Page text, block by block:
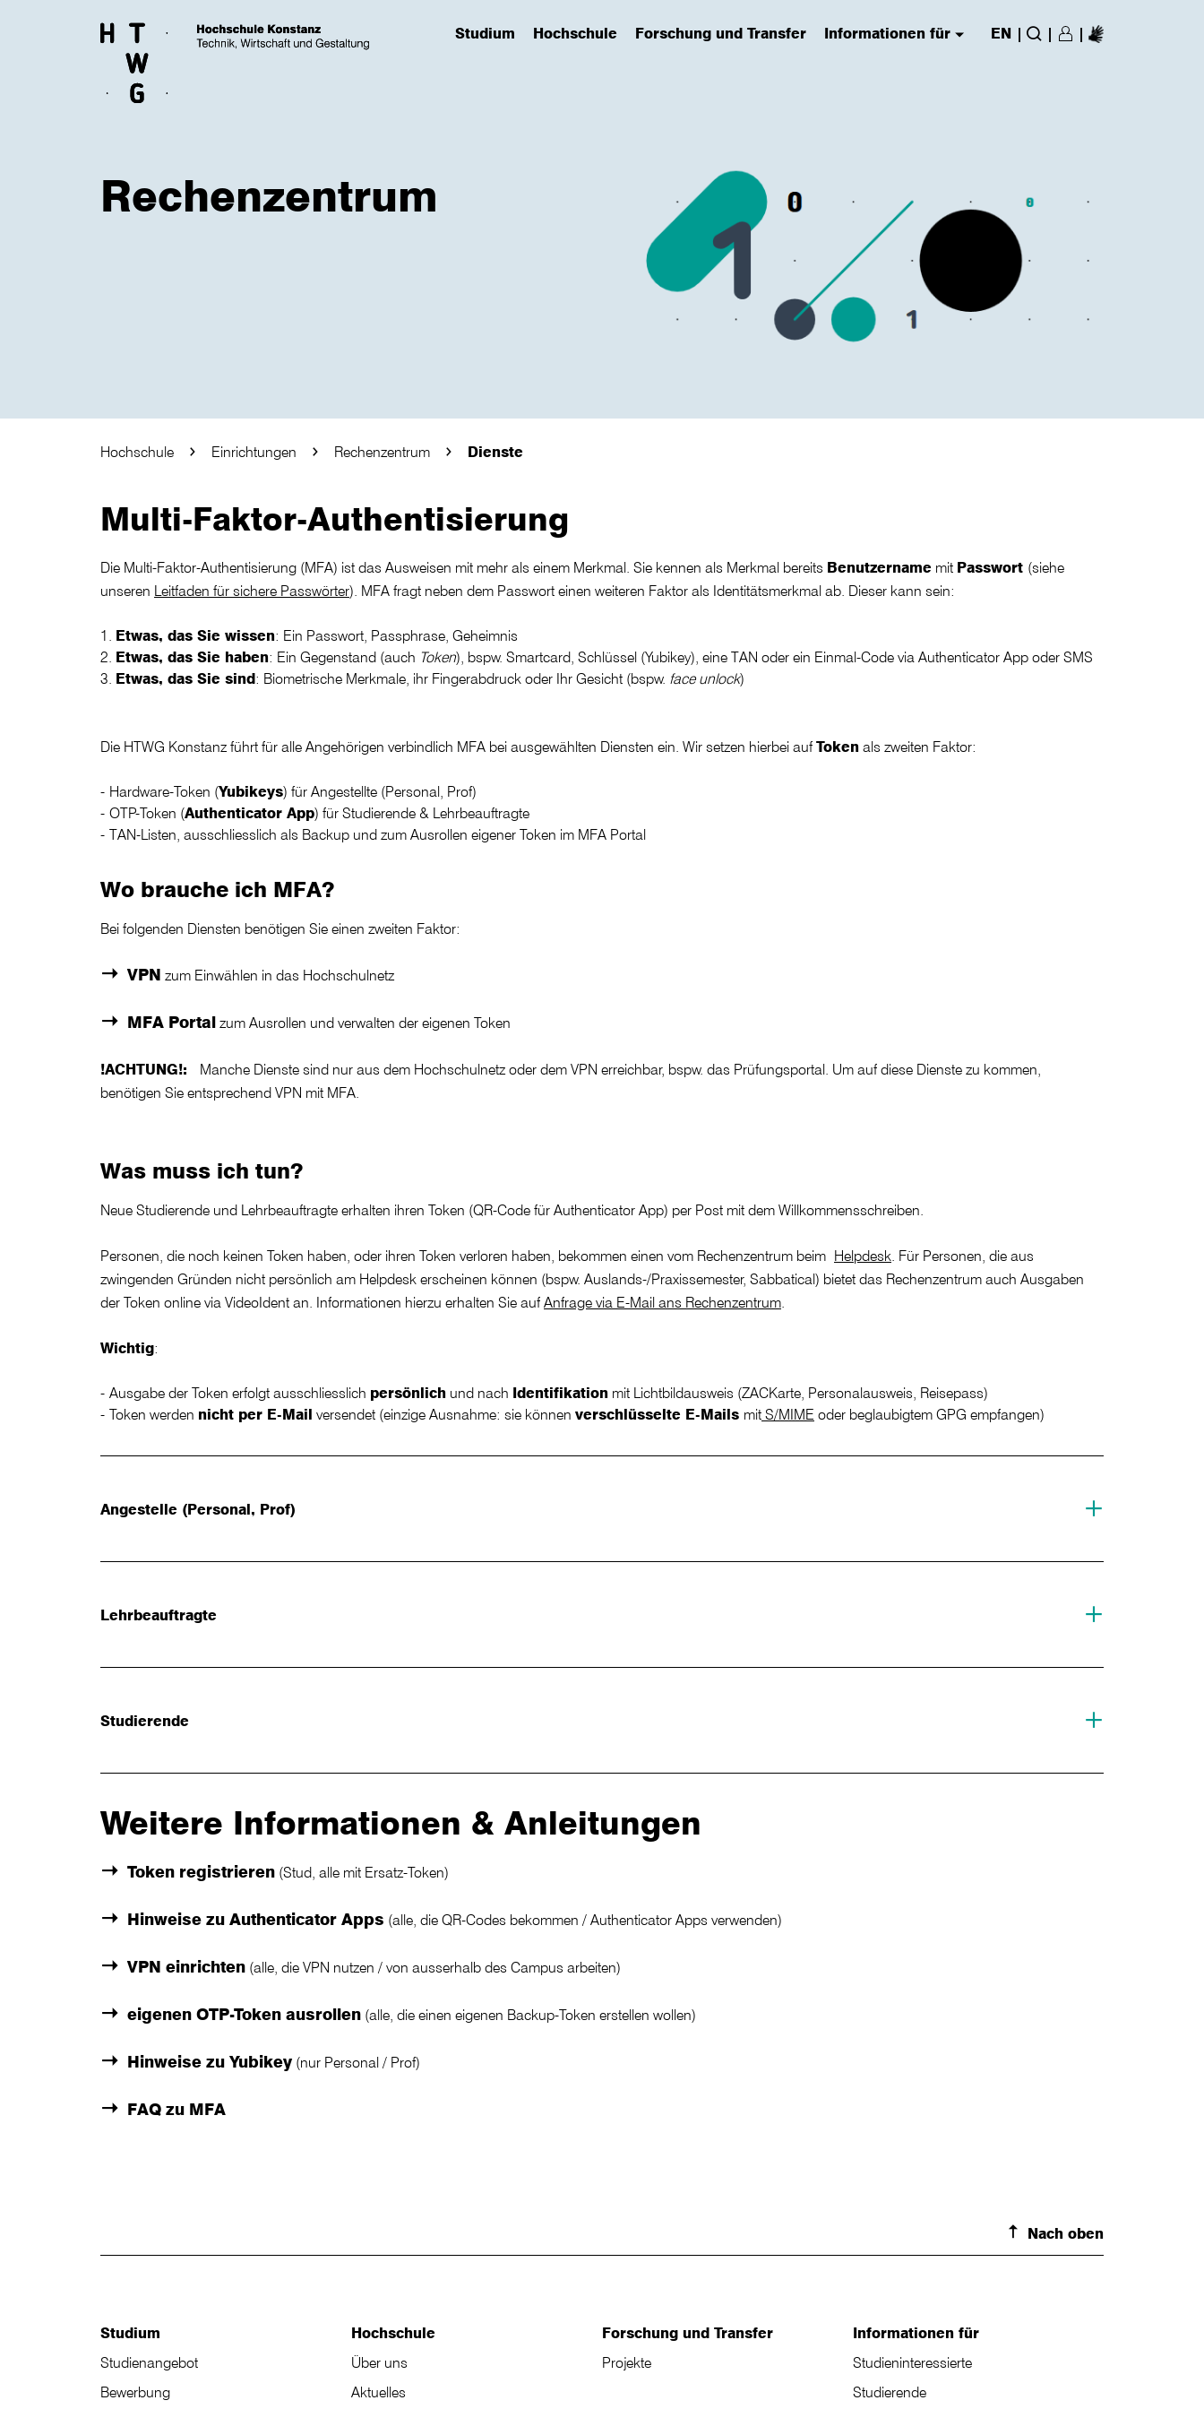
Studium
(has submenu)Hochschule
(has submenu)Forschung und Transfer
(has submenu) Informationen für
(has submenu) EN | Suche
| Login/Register
|
Rechenzentrum
Hochschule Einrichtungen Rechenzentrum Dienste
Multi-Faktor-Authentisierung
Die Multi-Faktor-Authentisierung (MFA) ist das Ausweisen mit mehr als einem Merkmal. Sie kennen als Merkmal bereits Benutzername mit Passwort (siehe
unseren Leitfaden für sichere Passwörter). MFA fragt neben dem Passwort einen weiteren Faktor als Identitätsmerkmal ab. Dieser kann sein:
Etwas, das Sie wissen: Ein Passwort, Passphrase, Geheimnis
Etwas, das Sie haben: Ein Gegenstand (auch Token), bspw. Smartcard, Schlüssel (Yubikey), eine TAN oder ein Einmal-Code via Authenticator App oder SMS
Etwas, das Sie sind: Biometrische Merkmale, ihr Fingerabdruck oder Ihr Gesicht (bspw. face unlock)
Die HTWG Konstanz führt für alle Angehörigen verbindlich MFA bei ausgewählten Diensten ein. Wir setzen hierbei auf Token als zweiten Faktor:
Hardware-Token (Yubikeys) für Angestellte (Personal, Prof)
OTP-Token (Authenticator App) für Studierende & Lehrbeauftragte
TAN-Listen, ausschliesslich als Backup und zum Ausrollen eigener Token im MFA Portal
Wo brauche ich MFA?
Bei folgenden Diensten benötigen Sie einen zweiten Faktor:
VPN zum Einwählen in das Hochschulnetz
MFA Portal zum Ausrollen und verwalten der eigenen Token
!ACHTUNG!: Manche Dienste sind nur aus dem Hochschulnetz oder dem VPN erreichbar, bspw. das Prüfungsportal. Um auf diese Dienste zu kommen,
benötigen Sie entsprechend VPN mit MFA.
Was muss ich tun?
Neue Studierende und Lehrbeauftragte erhalten ihren Token (QR-Code für Authenticator App) per Post mit dem Willkommensschreiben.
Personen, die noch keinen Token haben, oder ihren Token verloren haben, bekommen einen vom Rechenzentrum beim Helpdesk . Für Personen, die aus
zwingenden Gründen nicht persönlich am Helpdesk erscheinen können (bspw. Auslands-/Praxissemester, Sabbatical) bietet das Rechenzentrum auch Ausgaben
der Token online via VideoIdent an. Informationen hierzu erhalten Sie auf Anfrage via E-Mail ans Rechenzentrum
Wichtig:
Ausgabe der Token erfolgt ausschliesslich persönlich und nach Identifikation mit Lichtbildausweis (ZACKarte, Personalausweis, Reisepass)
Token werden nicht per E-Mail versendet (einzige Ausnahme: sie können verschlüsselte E-Mails mit S/MIME oder beglaubigtem GPG empfangen)
Angestelle (Personal, Prof)
Lehrbeauftragte
Studierende
Weitere Informationen & Anleitungen
Token registrieren (Stud, alle mit Ersatz-Token)
Hinweise zu Authenticator Apps (alle, die QR-Codes bekommen / Authenticator Apps verwenden)
VPN einrichten (alle, die VPN nutzen / von ausserhalb des Campus arbeiten)
eigenen OTP-Token ausrollen (alle, die einen eigenen Backup-Token erstellen wollen)
Hinweise zu Yubikey (nur Personal / Prof)
FAQ zu MFA
Nach oben
Studium
Studienangebot
Bewerbung
Hochschule
Über uns
Aktuelles
Forschung und Transfer
Projekte
Informationen für
Studieninteressierte
Studierende